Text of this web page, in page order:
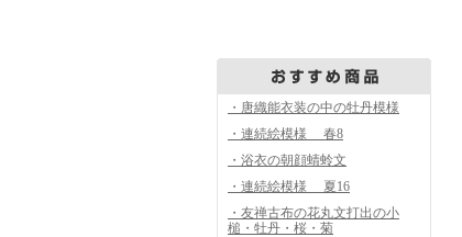
・唐織能衣装の中の牡丹模様
・連続絵模様 春8
・浴衣の朝顔蜻蛉文
・連続絵模様 夏16
・友禅古布の花丸文打出の小
槌・牡丹・桜・菊